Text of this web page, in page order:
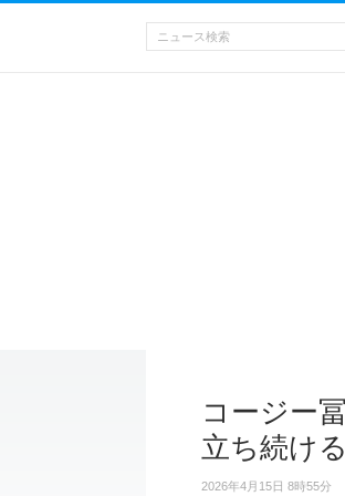
コージー
立ち続け
2026年4月15日 8時55分